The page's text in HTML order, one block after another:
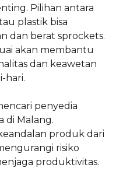
Pilihan antara
plastik bisa
dan berat sprockets.
akan membantu
dan keawetan
hari.
penyedia
di Malang.
produk dari
risiko
produktivitas.